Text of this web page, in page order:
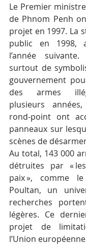
Le Premier
de Phnom Penh
projet en 1997. La
public en 1998,
l’année
surtout de
gouvernement
des armes
plusieurs
rond-point ont
panneaux sur
scènes de
Au total, 143 000
détruites par «
paix », comme
Poultan, un
recherches
légères. Ce
projet de
l’Union